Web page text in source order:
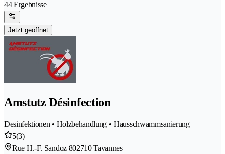
44 Ergebnisse
Jetzt geöffnet
Amstutz Désinfection
Desinfektionen • Holzbehandlung • Hausschwammsanierung
5(3)
Rue H.-F. Sandoz 802710 Tavannes